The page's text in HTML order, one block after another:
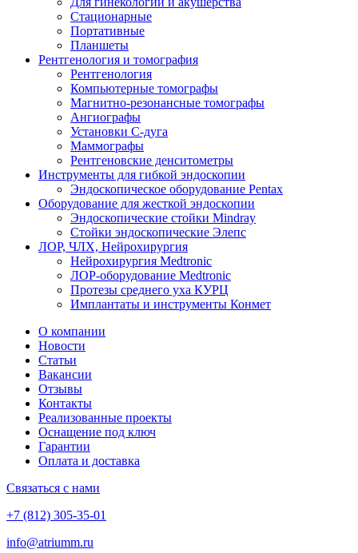
Стационарные
Портативные
Планшеты
Рентгенология и томография
Рентгенология
Компьютерные томографы
Магнитно-резонансные томографы
Ангиографы
Установки С-дуга
Маммографы
Рентгеновские денситометры
Инструменты для гибкой эндоскопии
Эндоскопическое оборудование Pentax
Оборудование для жесткой эндоскопии
Эндоскопические стойки Mindray
Стойки эндоскопические Элепс
ЛОР, ЧЛХ, Нейрохирургия
Нейрохирургия Medtronic
ЛОР-оборудование Medtronic
Протезы среднего уха КУРЦ
Имплантаты и инструменты Конмет
О компании
Новости
Статьи
Вакансии
Отзывы
Контакты
Реализованные проекты
Оснащение под ключ
Гарантии
Оплата и доставка
Связаться с нами
+7 (812) 305-35-01
info@atriumm.ru